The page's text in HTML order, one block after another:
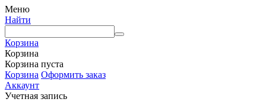
Меню
Найти
Корзина
Корзина
Корзина пуста
Корзина Оформить заказ
Аккаунт
Учетная запись